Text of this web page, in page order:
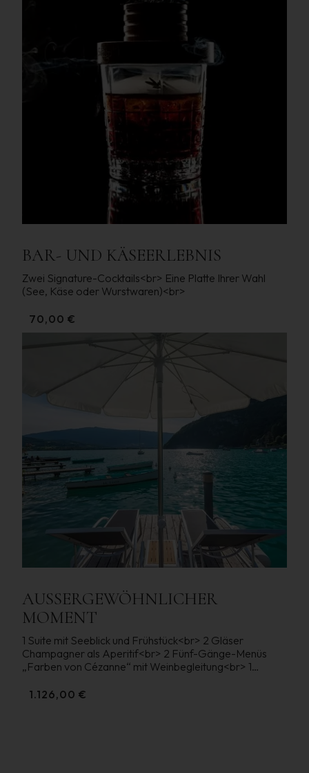
BAR- UND KÄSEERLEBNIS
Zwei Signature-Cocktails<br> Eine Platte Ihrer Wahl
(See, Käse oder Wurstwaren)<br>
70,00 €
AUSSERGEWÖHNLICHER M
OMENT
1 Suite mit Seeblick und Frühstück<br> 2 Gläser
Champagner als Aperitif<br> 2 Fünf-Gänge-Menüs
„Farben von Cézanne“ mit Weinbegleitung<br> 1
minütige Massagen
1.126,00 €